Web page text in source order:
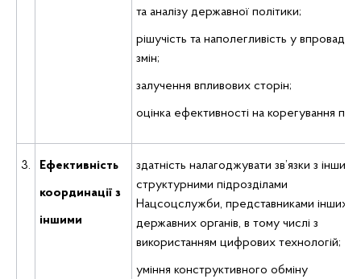
та аналізу державної політики;
рішучість та наполегливість у
змін;
залучення впливових сторін;
оцінка ефективності на корегування
3. Ефективність
координації з
іншими
здатність налагоджувати зв’язки з іншими
структурними підрозділами
Нацсоцслужби, представниками інших
державних органів, в тому числі з
використанням цифрових технологій;
уміння конструктивного обміну